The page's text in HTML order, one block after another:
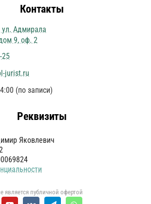
Контакты
ул. Адмирала
9, оф. 2
jurist.ru
(по записи)
Реквизиты
Яковлевич
является публичной офертой